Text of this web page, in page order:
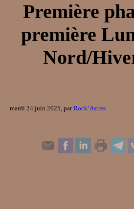
Première
première
Nord/
mardi 24 juin 2025, parRock’Astres